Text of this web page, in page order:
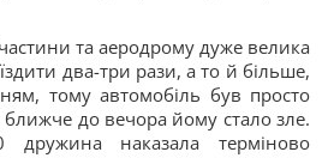
та аеродрому дуже велика
два-три рази, а то й більше,
тому автомобіль був просто
до вечора йому стало зле.
наказала терміново